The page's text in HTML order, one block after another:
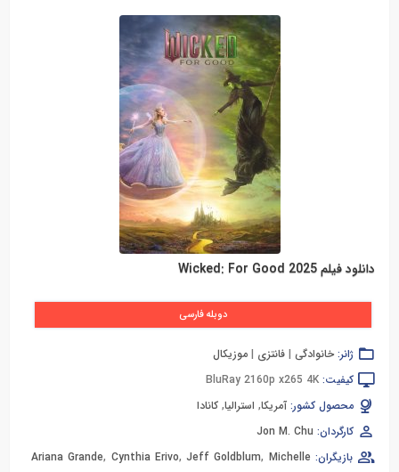
دانلود فیلم Wicked: For Good 2025
دوبله فارسی
ژانر: خانوادگی | فانتزی | موزیکال
کیفیت: BluRay 2160p x265 4K
محصول کشور: آمریکا, استرالیا, کانادا
کارگردان: Jon M. Chu
بازیگران:
Ariana Grande, Cynthia Erivo, Jeff Goldblum, Michelle